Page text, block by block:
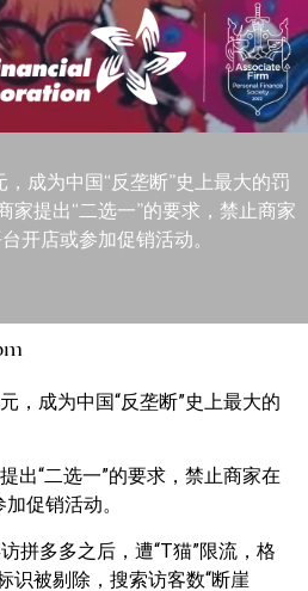
成为中国“反垄断”史上最大的罚
家提出“二选一”的要求，禁止商家
开店或参加促销活动。
，成为中国“反垄断”史上最大的
出“二选一”的要求，禁止商家在
促销活动。
拼多多之后，遭“T猫”限流，格
识被剔除，搜索访客数“断崖